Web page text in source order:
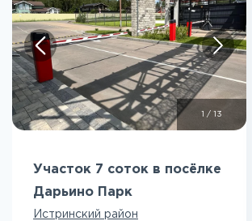
/ 13
Участок 7 соток в посёлке
Дарьино Парк
Истринский район